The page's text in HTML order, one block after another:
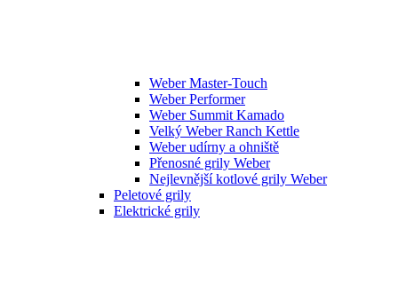
Weber Master-Touch
Weber Performer
Weber Summit Kamado
Velký Weber Ranch Kettle
Weber udírny a ohniště
Přenosné grily Weber
Nejlevnější kotlové grily Weber
Peletové grily
Elektrické grily